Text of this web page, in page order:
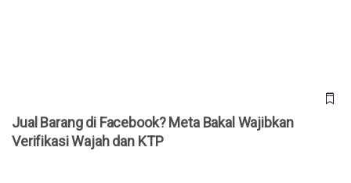
Jual Barang di Facebook? Meta Bakal Wajibkan
Verifikasi Wajah dan KTP